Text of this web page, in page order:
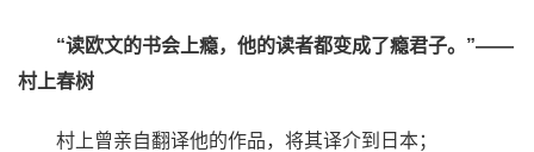
“读欧文的书会上瘾，他的读者都变成了瘾君子。”——
村上春树
村上曾亲自翻译他的作品，将其译介到日本；